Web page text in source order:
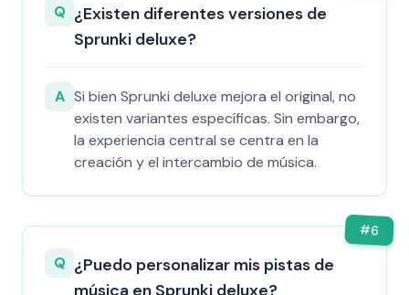
Q ¿Existen diferentes versiones de
Sprunki deluxe?
A Si bien Sprunki deluxe mejora el original, no
existen variantes específicas. Sin embargo,
la experiencia central se centra en la
creación y el intercambio de música.
#6
Q ¿Puedo personalizar mis pistas de
música en Sprunki deluxe?